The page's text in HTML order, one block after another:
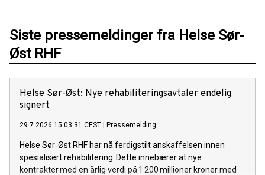
Siste pressemeldinger fra Helse Sør-
Øst RHF
Helse Sør-Øst: Nye rehabiliteringsavtaler endelig
signert
29.7.2026 15:03:31 CEST Pressemelding
Helse Sør‑Øst RHF har nå ferdigstilt anskaffelsen innen
spesialisert rehabilitering. Dette innebærer at nye
kontrakter med en årlig verdi på 1 200 millioner kroner med